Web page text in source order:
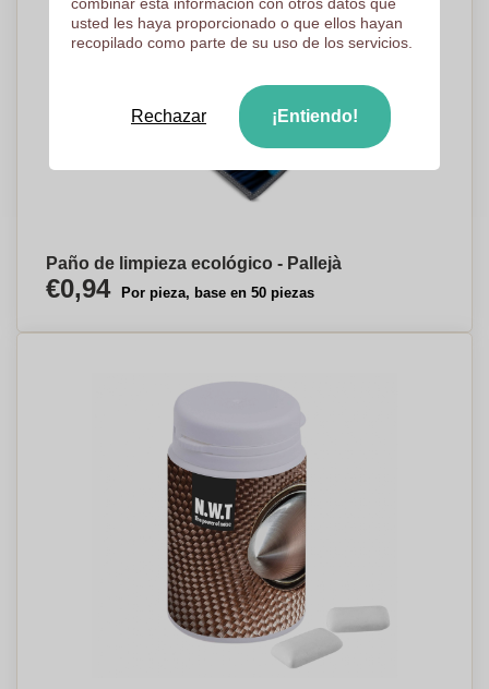
Paño de limpieza ecológico - Pallejà
€0,94 Por pieza, base en 50 piezas
usted les haya proporcionado o que ellos hayan
recopilado como parte de su uso de los servicios.
Rechazar ¡Entiendo!